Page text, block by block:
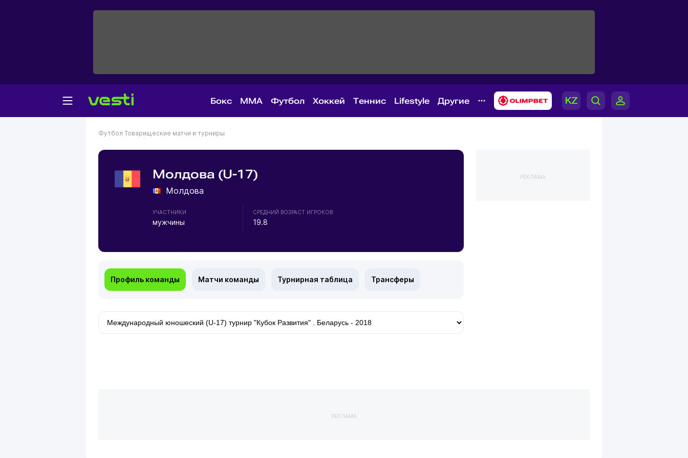
Бокс MMA Футбол Хоккей Теннис Lifestyle Другие
Футбол Товарищеские матчи и турниры
Молдова (U-17)
Молдова
УЧАСТНИКИ
мужчины
СРЕДНИЙ ВОЗРАСТ ИГРОКОВ
19.8
Профиль команды Матчи команды Турнирная таблица Трансферы
РЕКЛАМА
РЕКЛАМА